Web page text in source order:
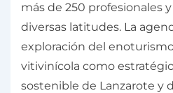
más de 250 profesionales
diversas latitudes. La
exploración del
vitivinícola como
sostenible de Lanzarote y